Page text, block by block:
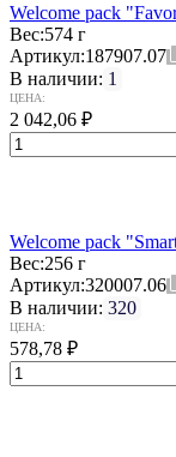
Welcome pack
Вес:574 г
Артикул:187907.07
В наличии: 1
ЦЕНА:
2 042,06 ₽
Welcome pack
Вес:256 г
Артикул:320007.06
В наличии: 320
ЦЕНА:
578,78 ₽